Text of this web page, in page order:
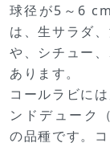
球径が5～6
は、生サラダ
や、シチュー
あります。
コールラビに
ンドデューク
の品種です。